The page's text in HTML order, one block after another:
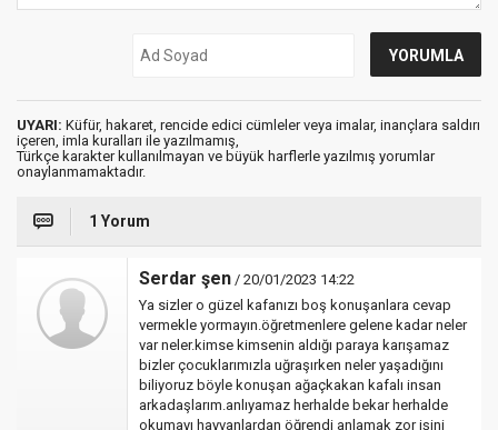
UYARI: Küfür, hakaret, rencide edici cümleler veya imalar, inançlara saldırı
içeren, imla kuralları ile yazılmamış,
Türkçe karakter kullanılmayan ve büyük harflerle yazılmış yorumlar
onaylanmamaktadır.
1 Yorum
Serdar şen / 20/01/2023 14:22
Ya sizler o güzel kafanızı boş konuşanlara cevap
vermekle yormayın.öğretmenlere gelene kadar neler
var neler.kimse kimsenin aldığı paraya karışamaz
bizler çocuklarımızla uğraşırken neler yaşadığını
biliyoruz böyle konuşan ağaçkakan kafalı insan
arkadaşlarım.anlıyamaz herhalde bekar herhalde
okumayı hayvanlardan öğrendi anlamak zor işini